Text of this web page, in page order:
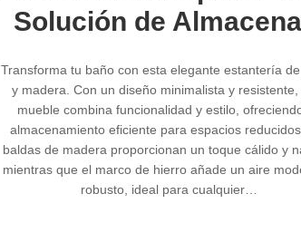
Solución de
Transforma tu baño con esta elegante estantería
y madera. Con un diseño minimalista y resistente,
mueble combina funcionalidad y estilo,
almacenamiento eficiente para espacios
baldas de madera proporcionan un toque cálido y
mientras que el marco de hierro añade un aire
robusto, ideal para cualquier…